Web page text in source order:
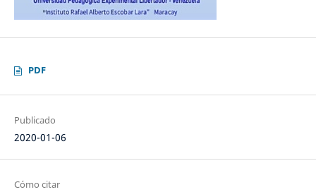
PDF
Publicado
2020-01-06
Cómo citar